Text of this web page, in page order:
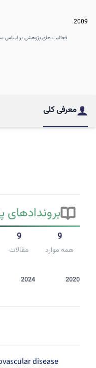
2009
فعالیت های پژوهشی بر اساس
معرفی کلی
9
همه موارد
9
مقالات
2020
2024
disease